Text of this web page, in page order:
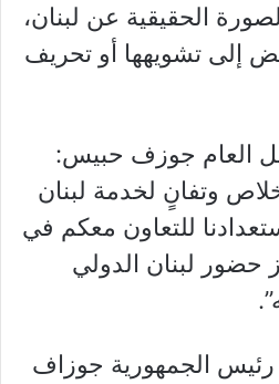
الحقيقية عن لبنان،
إلى تشويهها أو تحريف
العام جوزف حبيس:
وتفانٍ لخدمة لبنان
للتعاون معكم في
حضور لبنان الدولي
الجمهورية جوزاف